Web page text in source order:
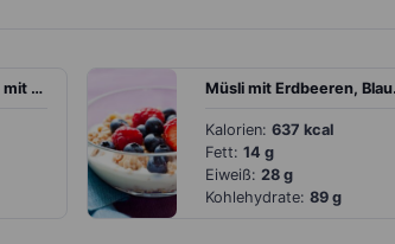
Quark-Joghurtcreme mit Blutorange und Banane Müsli
Kalorien: 637 kcal
Fett: 14 g
Eiweiß: 28 g
Kohlehydrate: 89 g